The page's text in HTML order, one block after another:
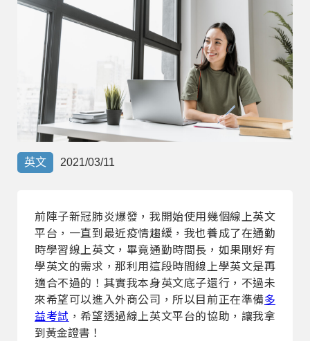
企業客戶
就業輔導
部落格
線上體驗
部落格 粉絲團 影音頻道
英文 2021/03/11
前陣子新冠肺炎爆發，我開始使用幾個線上英文
平台，一直到最近疫情趨緩，我也養成了在通勤
時學習線上英文，畢竟通勤時間長，如果剛好有
學英文的需求，那利用這段時間線上學英文是再
適合不過的！其實我本身英文底子還行，不過未
來希望可以進入外商公司，所以目前正在準備多
益考試 ，希望透過線上英文平台的協助，讓我拿
到黃金證書！